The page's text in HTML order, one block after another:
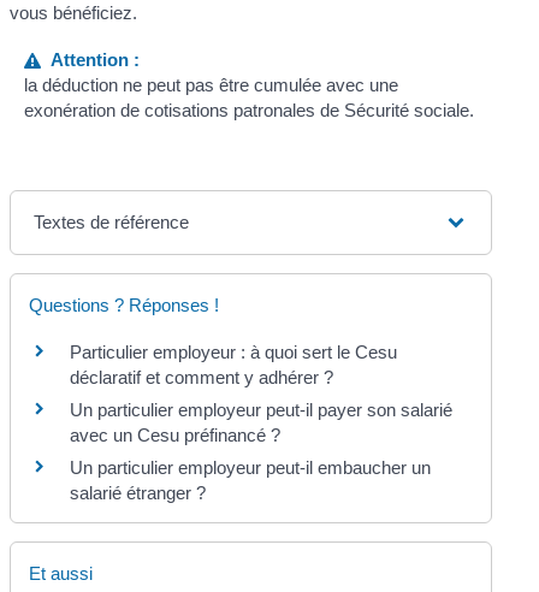
vous bénéficiez.
Attention :
la déduction ne peut pas être cumulée avec une
exonération de cotisations patronales de Sécurité sociale.
Textes de référence
Questions ? Réponses !
Particulier employeur : à quoi sert le Cesu
déclaratif et comment y adhérer ?
Un particulier employeur peut-il payer son salarié
avec un Cesu préfinancé ?
Un particulier employeur peut-il embaucher un
salarié étranger ?
Et aussi